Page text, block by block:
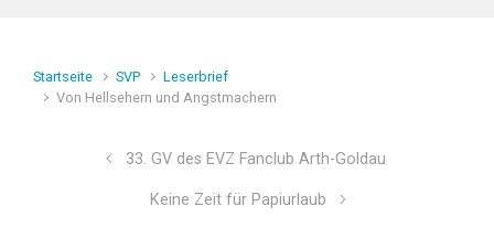
Startseite SVP
Leserbrief
Von Hellsehern und Angstmachern
33. GV des EVZ Fanclub Arth-Goldau
Keine Zeit für Papiurlaub